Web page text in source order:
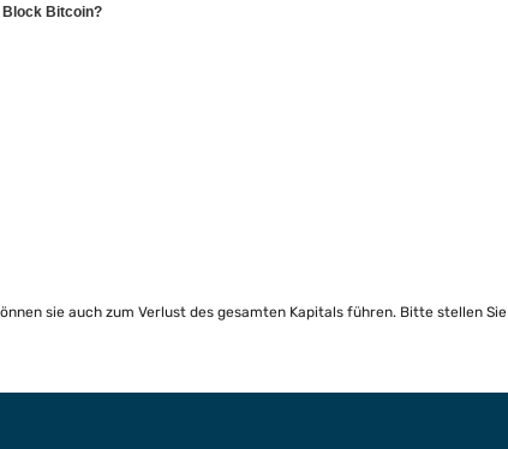
Block Bitcoin?
sie auch zum Verlust des gesamten Kapitals führen. Bitte stellen